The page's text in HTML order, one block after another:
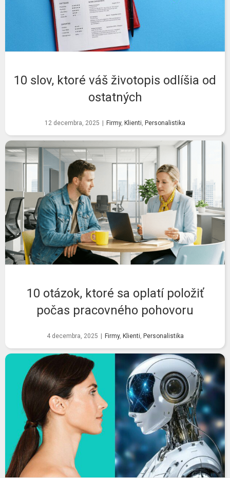
10 slov, ktoré váš životopis odlíšia od
ostatných
12 decembra, 2025 Firmy, Klienti, Personalistika
10 otázok, ktoré sa oplatí položiť
počas pracovného pohovoru
4 decembra, 2025 Firmy, Klienti, Personalistika